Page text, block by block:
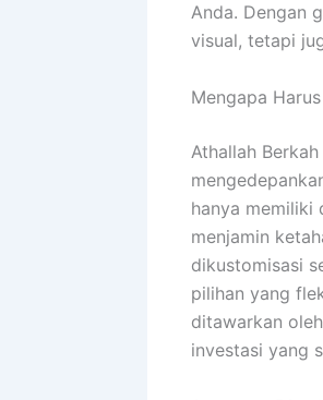
Anda. Dengan
visual, tetapi
Mengapa
Athallah
hanya memiliki
menjamin
dikustomisasi
pilihan yang
ditawarkan
investasi yang